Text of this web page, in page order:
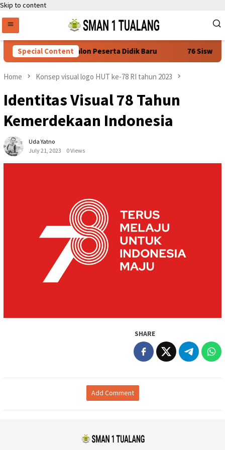
Skip to content
Special Content
Daftar Ulang. Calon Peserta Didik Baru 76 Siswa
Home Konsep visual logo HUT ke-78 RI tahun 2023
Identitas Visual 78 Tahun
Kemerdekaan Indonesia
Uda Yatno
July 21, 2023
0 Views
SHARE
Add Comment